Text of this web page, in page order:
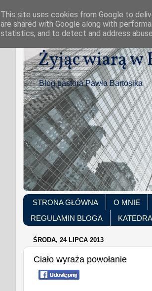
Żyjąc wiarą w
Blog pastora Pawła Bartosika
STRONA GŁÓWNA O MNIE
REGULAMIN BLOGA
ŚRODA, 24 LIPCA 2013
Ciało wyraża powołanie
This site uses cookies from Google to
are shared with Google along with
statistics, and to detect and address